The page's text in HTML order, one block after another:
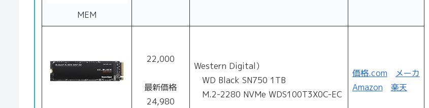
MEM
22,000
最新価格
24,980
Western Digital）
WD Black SN750 1TB
M.2-2280 NVMe WDS100T3X0C-EC
価格.com
メーカ
Amazon
楽天